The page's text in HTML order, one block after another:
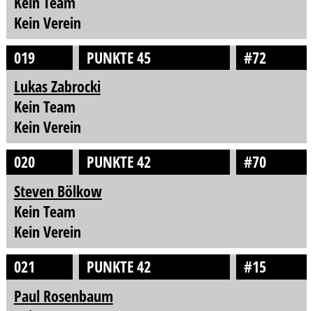
Kein Verein
019
PUNKTE 45
#72
Lukas Zabrocki
Kein Team
Kein Verein
020
PUNKTE 42
#70
Steven Bölkow
Kein Team
Kein Verein
021
PUNKTE 42
#15
Paul Rosenbaum